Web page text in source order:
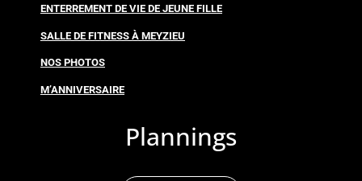
ENTERREMENT DE VIE DE JEUNE FILLE
SALLE DE FITNESS À MEYZIEU
NOS PHOTOS
M’ANNIVERSAIRE
Plannings